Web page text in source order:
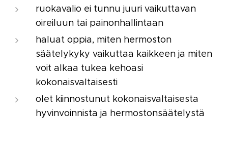
ruokavalio ei tunnu juuri vaikuttavan
oireiluun tai painonhallintaan
haluat oppia, miten hermoston
säätelykyky vaikuttaa kaikkeen ja miten
voit alkaa tukea kehoasi
kokonaisvaltaisesti
olet kiinnostunut kokonaisvaltaisesta
hyvinvoinnista ja hermostonsäätelystä